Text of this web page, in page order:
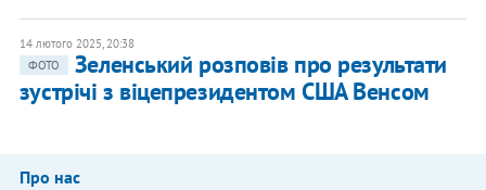
14 лютого 2025, 20:38
ФОТО
Зеленський розповів про результати
зустрічі з віцепрезидентом США Венсом
Про нас